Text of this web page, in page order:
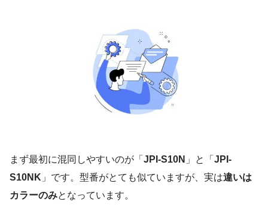
まず最初に混同しやすいのが「 JPI-S10N 」と「 JPI-
S10NK 」です。型番がとても似ていますが、実は違いは
カラーのみとなっています。